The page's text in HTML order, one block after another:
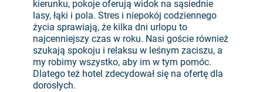
kierunku, pokoje oferują widok na sąsiednie
lasy, łąki i pola. Stres i niepokój codziennego
życia sprawiają, że kilka dni urlopu to
najcenniejszy czas w roku. Nasi goście również
szukają spokoju i relaksu w leśnym zaciszu, a
my robimy wszystko, aby im w tym pomóc.
Dlatego też hotel zdecydował się na ofertę dla
dorosłych.